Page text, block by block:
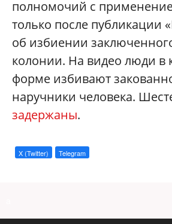
полномочий с
только после публикации
об избиении
колонии. На видео люди в
форме избивают
наручники человека.
задержаны.
X (Twitter) Telegram